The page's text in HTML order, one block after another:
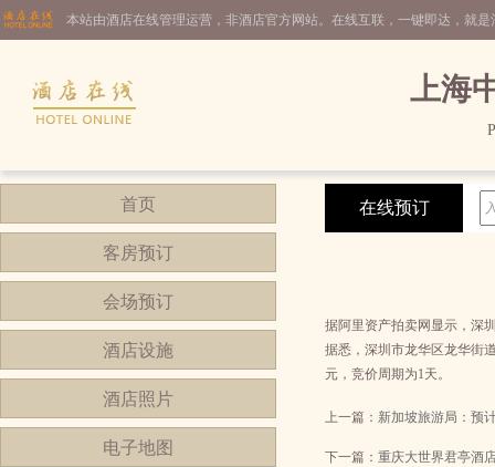
本站由酒店在线管理运营，非酒店官方网站。在线互联，一键即达，就是
上海
首页
客房预订
会场预订
酒店设施
酒店照片
电子地图
在线预订
据阿里资产拍卖网显示，深
据悉，深圳市龙华区龙华街
元，竞价周期为1天。
上一篇： 新加坡旅游局：预
下一篇： 重庆大世界君亭酒